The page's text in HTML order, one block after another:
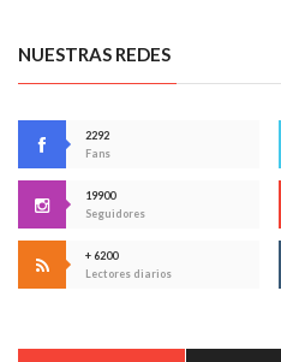
NUESTRAS REDES
2292
Fans
19900
Seguidores
+ 6200
Lectores diarios